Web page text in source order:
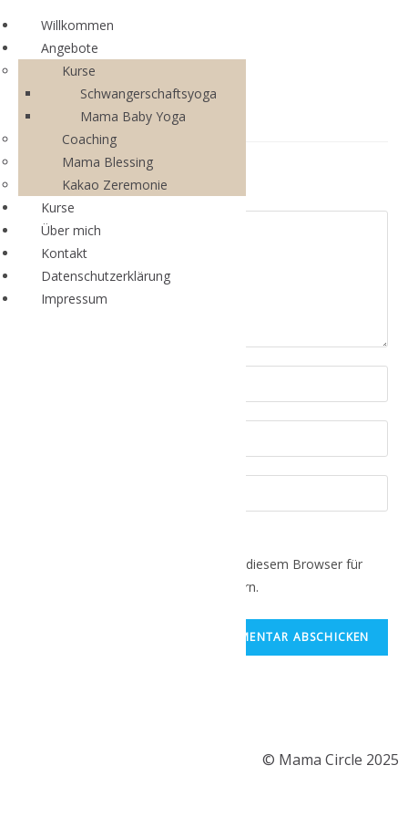
Schreibe einen Kommentar
Name, E-Mail-Adresse und Website in diesem Browser für
meinen nächsten Kommentar speichern.
© Mama Circle 2025
Willkommen
Angebote
Kurse
Schwangerschaftsyoga
Mama Baby Yoga
Coaching
Mama Blessing
Kakao Zeremonie
Kurse
Über mich
Kontakt
Datenschutzerklärung
Impressum